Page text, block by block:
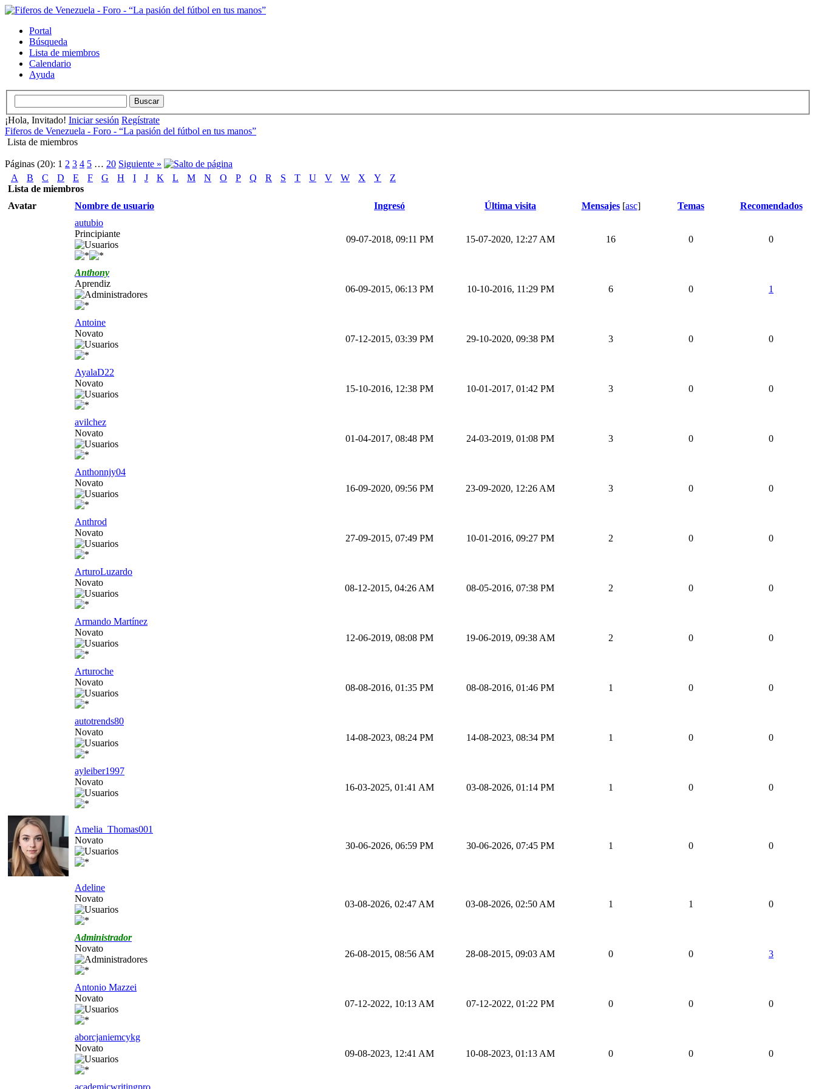
Portal
Búsqueda
Lista de miembros
Calendario
Ayuda
¡Hola, Invitado! Iniciar sesión Regístrate
Fiferos de Venezuela - Foro - “La pasión del fútbol en tus manos”
Lista de miembros
Páginas (20): 1 2 3 4 5 … 20 Siguiente »
A
B C D E F G H I J K L M N O P Q R S T U V W X Y
Z
Lista de miembros
Avatar
Nombre de usuario Ingresó Última visita Mensajes [asc] Temas
Recomendados
autubio
Principiante
09-07-2018, 09:11 PM 15-07-2020, 12:27 AM 16 0 0
Anthony
Aprendiz
06-09-2015, 06:13 PM 10-10-2016, 11:29 PM 6 0 1
Antoine
Novato
07-12-2015, 03:39 PM 29-10-2020, 09:38 PM 3 0 0
AyalaD22
Novato
15-10-2016, 12:38 PM 10-01-2017, 01:42 PM 3 0 0
avilchez
Novato
01-04-2017, 08:48 PM 24-03-2019, 01:08 PM 3 0 0
Anthonnjy04
Novato
16-09-2020, 09:56 PM 23-09-2020, 12:26 AM 3 0 0
Anthrod
Novato
27-09-2015, 07:49 PM 10-01-2016, 09:27 PM 2 0 0
ArturoLuzardo
Novato
08-12-2015, 04:26 AM 08-05-2016, 07:38 PM 2 0 0
Armando Martínez
Novato
12-06-2019, 08:08 PM 19-06-2019, 09:38 AM 2 0 0
Arturoche
Novato
08-08-2016, 01:35 PM 08-08-2016, 01:46 PM 1 0 0
autotrends80
Novato
14-08-2023, 08:24 PM 14-08-2023, 08:34 PM 1 0 0
ayleiber1997
Novato
16-03-2025, 01:41 AM 03-08-2026, 01:14 PM 1 0 0
Amelia_Thomas001
Novato
30-06-2026, 06:59 PM 30-06-2026, 07:45 PM 1 0 0
Adeline
Novato
03-08-2026, 02:47 AM 03-08-2026, 02:50 AM 1 1 0
Administrador
Novato
26-08-2015, 08:56 AM 28-08-2015, 09:03 AM 0 0 3
Antonio Mazzei
Novato
07-12-2022, 10:13 AM 07-12-2022, 01:22 PM 0 0 0
aborcjaniemcykg
Novato
09-08-2023, 12:41 AM 10-08-2023, 01:13 AM 0 0 0
academicwritingpro